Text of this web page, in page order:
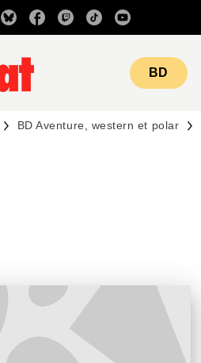
RECHERCHE CONTENU
BD
BD Aventure, western et polar